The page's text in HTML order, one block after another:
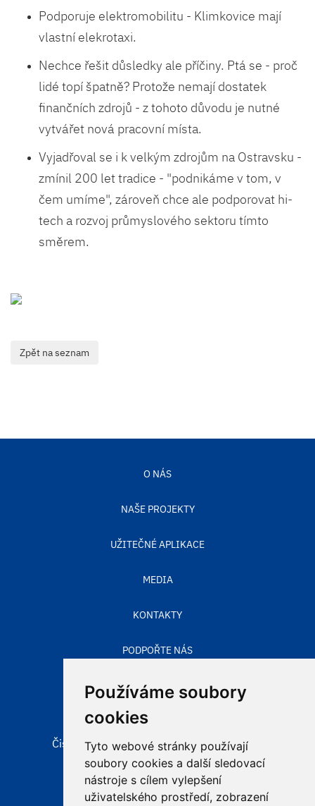
Používáme soubory
cookies
Tyto webové stránky používají
soubory cookies a další sledovací
nástroje s cílem vylepšení
uživatelského prostředí, zobrazení
Podporuje elektromobilitu - Klimkovice mají
vlastní elekrotaxi.
Nechce řešit důsledky ale příčiny. Ptá se - proč
lidé topí špatně? Protože nemají dostatek
finančních zdrojů - z tohoto důvodu je nutné
vytvářet nová pracovní místa.
Vyjadřoval se i k velkým zdrojům na Ostravsku -
zmínil 200 let tradice - "podnikáme v tom, v
čem umíme", zároveň chce ale podporovat hi-
tech a rozvoj průmyslového sektoru tímto
směrem.
O NÁS
NAŠE PROJEKTY
UŽITEČNÉ APLIKACE
MEDIA
KONTAKTY
PODPOŘTE NÁS
STAV OVZDUŠÍ
Čisté nebe, obecně prospěšná společnost
Aleje 524/123
725 28 Ostrava – Hošťálkovice